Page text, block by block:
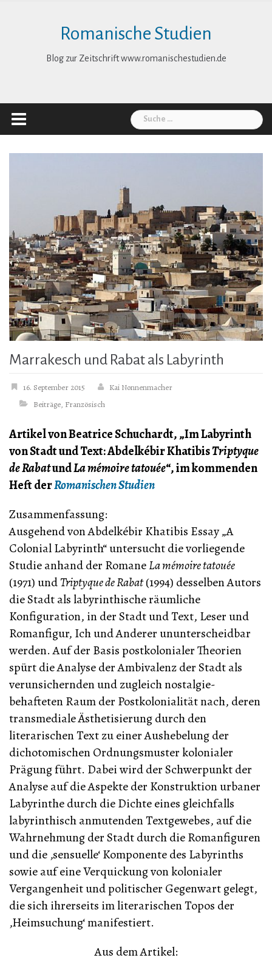
Romanische Studien
Blog zur Zeitschrift www.romanischestudien.de
Suche
nach:
Marrakesch und Rabat als Labyrinth
16. September 2015
Kai Nonnenmacher
Beiträge, Französisch
Artikel von Beatrice Schuchardt, „Im Labyrinth
von Stadt und Text: Abdelkébir KhatibisTriptyque
de RabatundLa mémoire tatouée“, im kommenden
Heft derRomanischen Studien
Zusammenfassung:
Ausgehend von Abdelkébir Khatibis Essay „A
Colonial Labyrinth“ untersucht die vorliegende
Studie anhand der RomaneLa mémoire tatouée
(1971) undTriptyque de Rabat(1994) desselben Autors
die Stadt als labyrinthische räumliche
Konfiguration, in der Stadt und Text, Leser und
Romanfigur, Ich und Anderer ununterscheidbar
werden. Auf der Basis postkolonialer Theorien
spürt die Analyse der Ambivalenz der Stadt als
verunsichernden und zugleich nostalgie-
behafteten Raum der Postkolonialität nach, deren
transmediale Ästhetisierung durch den
literarischen Text zu einer Aushebelung der
dichotomischen Ordnungsmuster kolonialer
Prägung führt. Dabei wird der Schwerpunkt der
Analyse auf die Aspekte der Konstruktion urbaner
Labyrinthe durch die Dichte eines gleichfalls
labyrinthisch anmutenden Textgewebes, auf die
Wahrnehmung der Stadt durch die Romanfiguren
und die ‚sensuelle‘ Komponente des Labyrinths
sowie auf eine Verquickung von kolonialer
Vergangenheit und politischer Gegenwart gelegt,
die sich ihrerseits im literarischen Topos der
‚Heimsuchung‘ manifestiert.
Aus dem Artikel: